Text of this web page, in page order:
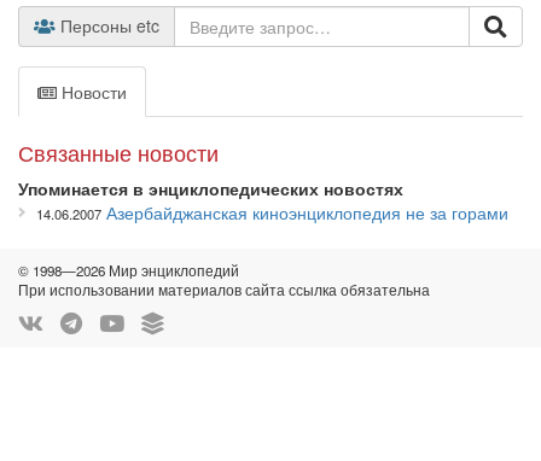
Персоны etc
Новости
Связанные новости
Упоминается в энциклопедических новостях
14.06.2007 Азербайджанская киноэнциклопедия не за горами
© 1998—2026 Мир энциклопедий
При использовании материалов сайта ссылка обязательна